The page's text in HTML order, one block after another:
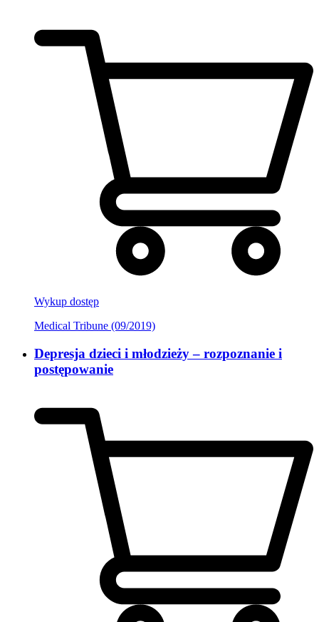
Wykup dostęp
Medical Tribune (09/2019)
Depresja dzieci i młodzieży – rozpoznanie i
postępowanie